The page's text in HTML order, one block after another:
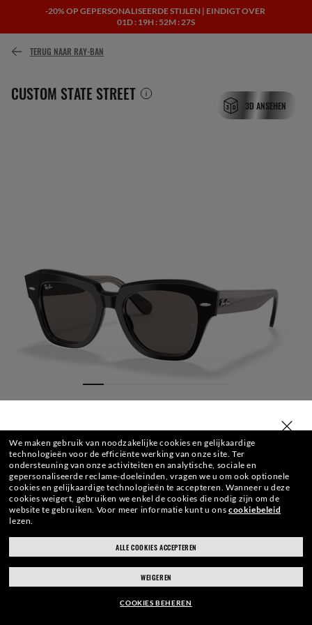
-20% OP GEPERSONALISEERDE STIJLEN | EINDIGT OVER
01D : 19H : 52M : 27S
TYPE JOUW LAND IN
ray-ban.com/belgium/nl ray-ban.com/usa
Kies een andere winkel
TERUG NAAR RAY-BAN
CUSTOM STATE STREET
3D ANSEHEN
€154.40
We maken gebruik van noodzakelijke cookies en gelijkaardige
technologieën voor de efficiënte werking van onze site. Ter
ondersteuning van onze activiteiten en analytische, sociale en
gepersonaliseerde reclame-doeleinden, vragen we u om ook optionele
cookies en gelijkaardige technologieën te accepteren. Wanneer u deze
cookies weigert, gebruiken we enkel de cookies die nodig zijn om de
website te gebruiken. Voor meer informatie kunt u ons cookiebeleid
lezen.
ALLE COOKIES ACCEPTEREN
WEIGEREN
COOKIES BEHEREN